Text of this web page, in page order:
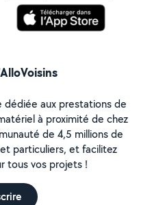
dédiée aux prestations de
à proximité de chez
de 4,5 millions de
particuliers, et facilitez
tous vos projets !